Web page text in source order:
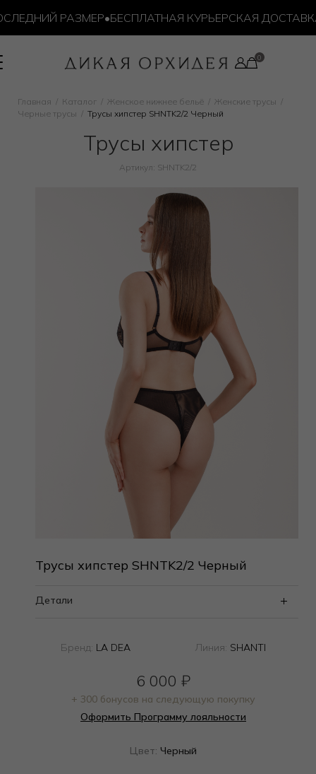
РАЗМЕР•БЕСПЛАТНАЯ КУРЬЕРСКАЯ ДОСТАВКА
Главная Каталог Женское нижнее бельё
Женские трусы
Черные трусы
Трусы хипстер SHNTK2/2 Черный
Трусы хипстер
Артикул: SHNTK2/2
Трусы хипстер SHNTK2/2 Черный
Детали
Бренд: LA DEA Линия: SHANTI
6 000 ₽
+ 300 бонусов на следующую покупку
Оформить Программу лояльности
Цвет: Черный